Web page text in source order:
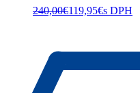
240,00€119,95€s DPH